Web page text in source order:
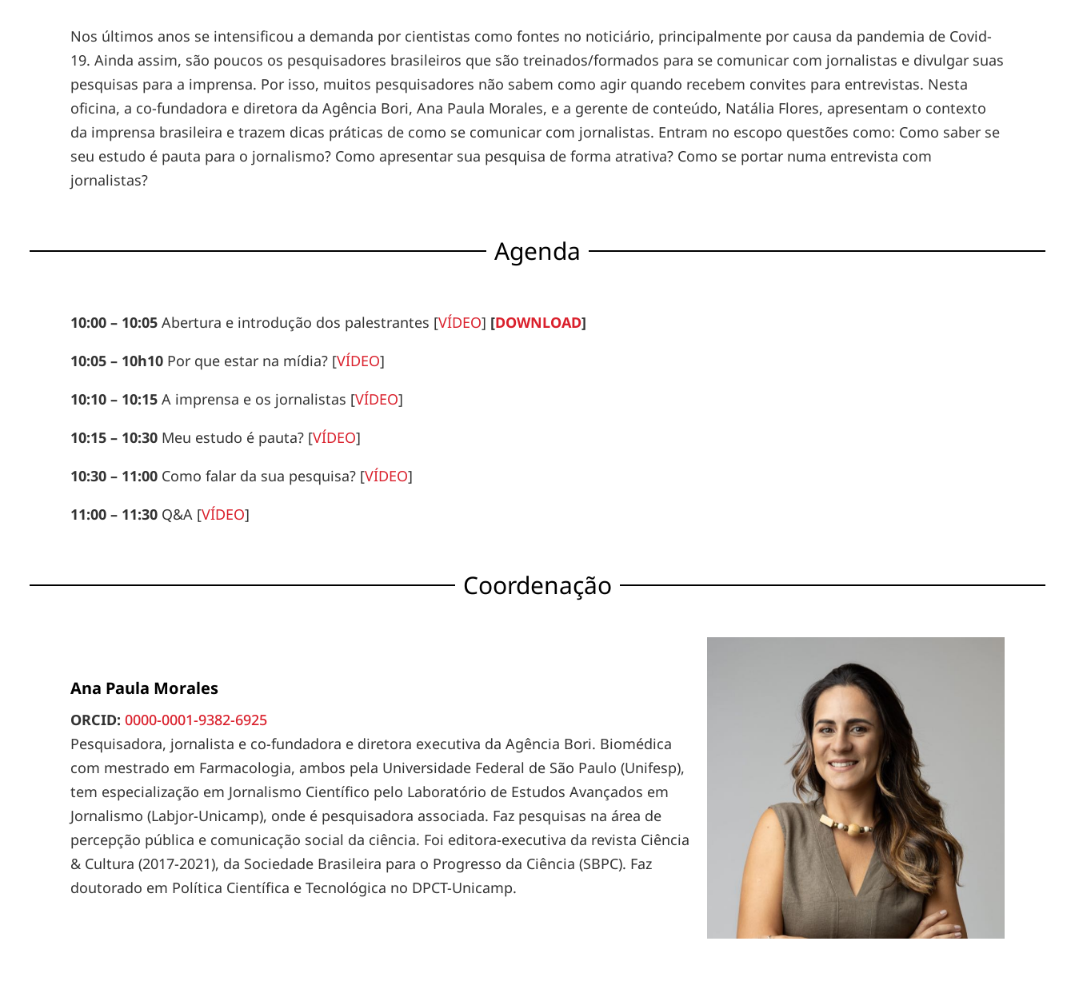
Nos últimos anos se intensificou a demanda por cientistas como fontes no noticiário, principalmente por causa da pandemia de Covid-
19. Ainda assim, são poucos os pesquisadores brasileiros que são treinados/formados para se comunicar com jornalistas e divulgar suas
pesquisas para a imprensa. Por isso, muitos pesquisadores não sabem como agir quando recebem convites para entrevistas. Nesta
oficina, a co-fundadora e diretora da Agência Bori, Ana Paula Morales, e a gerente de conteúdo, Natália Flores, apresentam o contexto
da imprensa brasileira e trazem dicas práticas de como se comunicar com jornalistas. Entram no escopo questões como: Como saber se
seu estudo é pauta para o jornalismo? Como apresentar sua pesquisa de forma atrativa? Como se portar numa entrevista com
jornalistas?
Agenda
10:00 – 10:05 Abertura e introdução dos palestrantes [VÍDEO] [DOWNLOAD]
10:05 – 10h10 Por que estar na mídia? [VÍDEO]
10:10 – 10:15 A imprensa e os jornalistas [VÍDEO]
10:15 – 10:30 Meu estudo é pauta? [VÍDEO]
10:30 – 11:00 Como falar da sua pesquisa? [VÍDEO]
11:00 – 11:30Q&A [VÍDEO]
Coordenação
Ana Paula Morales
ORCID: 0000-0001-9382-6925
Pesquisadora, jornalista e co-fundadora e diretora executiva da Agência Bori. Biomédica
com mestrado em Farmacologia, ambos pela Universidade Federal de São Paulo (Unifesp),
tem especialização em Jornalismo Científico pelo Laboratório de Estudos Avançados em
Jornalismo (Labjor-Unicamp), onde é pesquisadora associada. Faz pesquisas na área de
percepção pública e comunicação social da ciência. Foi editora-executiva da revista Ciência
& Cultura (2017-2021), da Sociedade Brasileira para o Progresso da Ciência (SBPC). Faz
doutorado em Política Científica e Tecnológica no DPCT-Unicamp.